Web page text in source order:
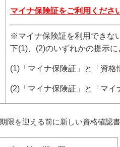
マイナ保険証をご利用くださ
※マイナ保険証を利用できな
下(1)、(2)のいずれかの提示
(1)「マイナ保険証」と「資格
(2)「マイナ保険証」と「マ
限を迎える前に新しい資格確認